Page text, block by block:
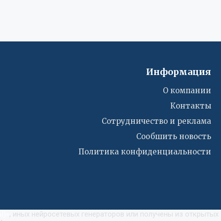
Информация
О компании
Контакты
Сотрудничество и реклама
Сообшить новость
Политика конфиденциальности
, иных нейросетевых генераторов или получены из открытых